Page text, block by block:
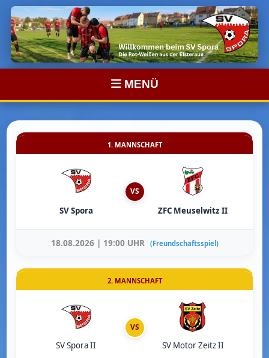
MENÜ
1. MANNSCHAFT
SV Spora
VS
ZFC Meuselwitz II
18.08.2026 | 19:00 UHR (Freundschaftsspiel)
2. MANNSCHAFT
SV Spora II
VS
SV Motor Zeitz II